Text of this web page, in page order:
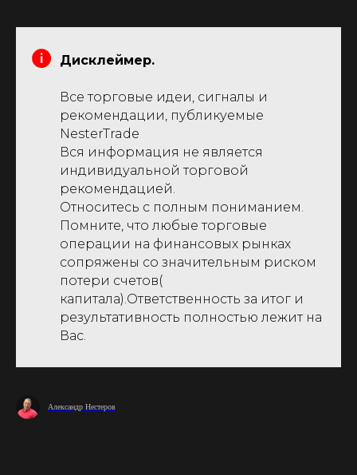
Дисклеймер.
Все торговые идеи, сигналы и
рекомендации, публикуемые
NesterTrade
Вся информация не является
индивидуальной торговой
рекомендацией.
Относитесь с полным пониманием.
Помните, что любые торговые
операции на финансовых рынках
сопряжены со значительным риском
потери счетов(
капитала).Ответственность за итог и
результативность полностью лежит на
Вас.
Александр Нестеров